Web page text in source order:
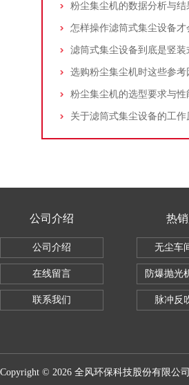
粉尘集尘机的数据分析与结
粉尘集尘机的选型要求与性
公司介绍
公司介绍
在线留言
联系我们
热
无尘车
防爆抛光
脉冲反
Copyright © 2026 全风环保科技股份有限公